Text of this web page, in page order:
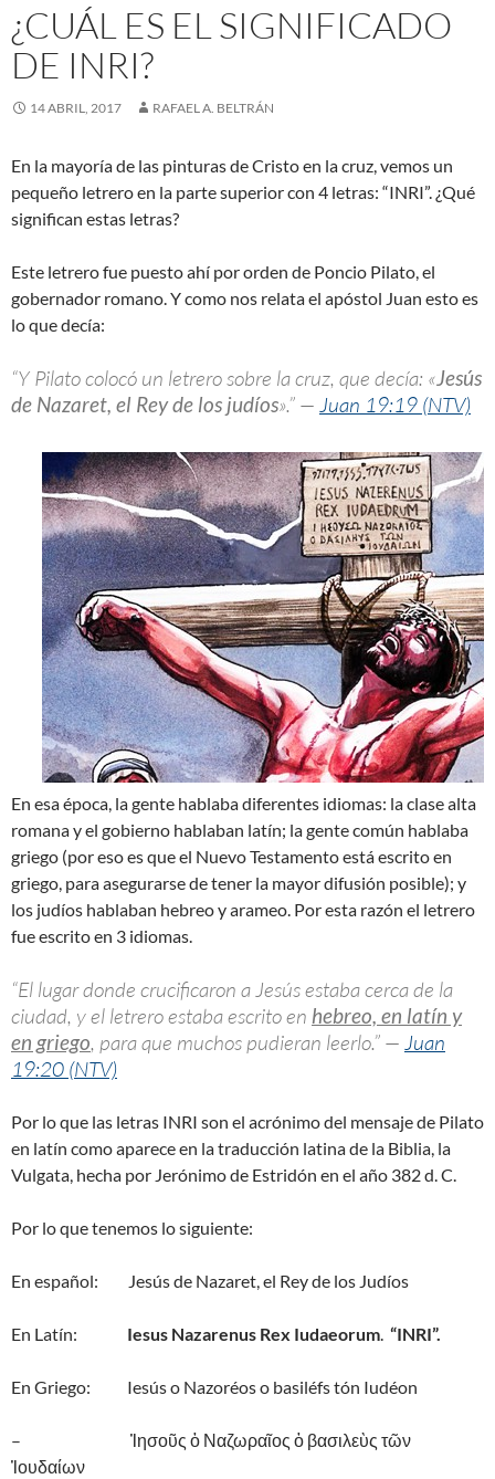
¿CUÁL ES EL SIGNIFICADO
DE INRI?
14 ABRIL, 2017 RAFAEL A. BELTRÁN
En la mayoría de las pinturas de Cristo en la cruz, vemos un
pequeño letrero en la parte superior con 4 letras: “INRI”. ¿Qué
significan estas letras?
Este letrero fue puesto ahí por orden de Poncio Pilato, el
gobernador romano. Y como nos relata el apóstol Juan esto es
lo que decía:
“Y Pilato colocó un letrero sobre la cruz, que decía: «Jesús
de Nazaret, el Rey de los judíos».” — Juan 19:19 (NTV)
En esa época, la gente hablaba diferentes idiomas: la clase alta
romana y el gobierno hablaban latín; la gente común hablaba
griego (por eso es que el Nuevo Testamento está escrito en
griego, para asegurarse de tener la mayor difusión posible); y
los judíos hablaban hebreo y arameo. Por esta razón el letrero
fue escrito en 3 idiomas.
“El lugar donde crucificaron a Jesús estaba cerca de la
ciudad, y el letrero estaba escrito en hebreo, en latín y
en griego, para que muchos pudieran leerlo.” — Juan
19:20 (NTV)
Por lo que las letras INRI son el acrónimo del mensaje de Pilato
en latín como aparece en la traducción latina de la Biblia, la
Vulgata, hecha por Jerónimo de Estridón en el año 382 d. C.
Por lo que tenemos lo siguiente:
En español: Jesús de Nazaret, el Rey de los Judíos
En Latín: Iesus Nazarenus Rex Iudaeorum. “INRI”.
En Griego: Iesús o Nazoréos o basiléfs tón Iudéon
– Ἰησοῦς ὁ Ναζωραῖος ὁ βασιλεὺς τῶν
Ἰουδαίων